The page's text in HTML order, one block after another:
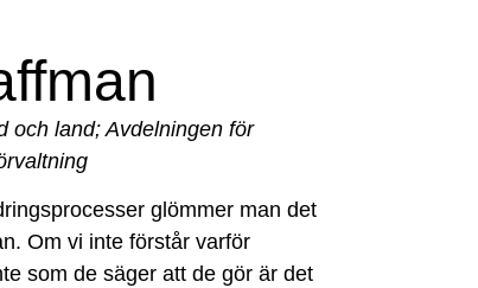
och land; Avdelningen för
glömmer man det
Om vi inte förstår varför
som de säger att de gör är det